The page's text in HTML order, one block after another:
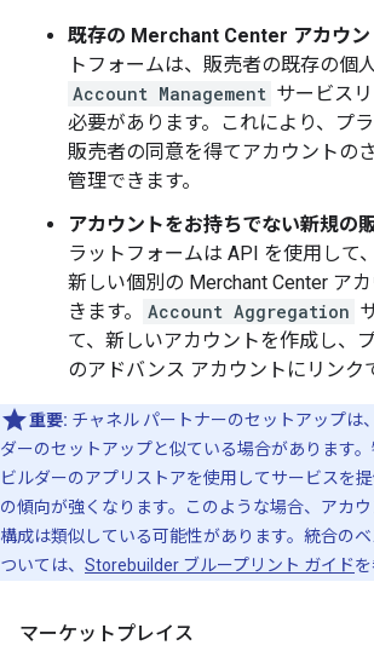
既存の Merchant Center アカウン
トフォームは、販売者の既存の個
Account Management サービス
必要があります。これにより、プ
販売者の同意を得てアカウントの
管理できます。
アカウントをお持ちでない新規の
ラットフォームは API を使用して
新しい個別の Merchant Center ア
きます。
Account Aggregation
て、新しいアカウントを作成し、
のアドバンス アカウントにリンク
重要: チャネル パートナーのセットアップは
ダーのセットアップと似ている場合があります
ビルダーのアプリストアを使用してサービスを
の傾向が強くなります。このような場合、アカ
構成は類似している可能性があります。統合の
ついては、 Storebuilder ブループリント ガイド
マーケットプレイス